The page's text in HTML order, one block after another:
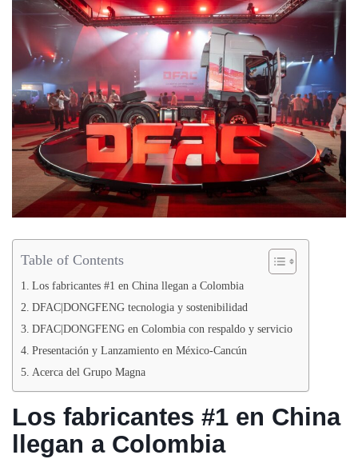
Table of Contents
Los fabricantes #1 en China llegan a Colombia
DFAC|DONGFENG tecnologia y sostenibilidad
DFAC|DONGFENG en Colombia con respaldo y servicio
Presentación y Lanzamiento en México-Cancún
Acerca del Grupo Magna
Los fabricantes #1 en China
llegan a Colombia